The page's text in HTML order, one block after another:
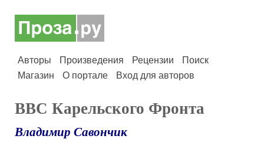
Авторы Произведения Рецензии
Поиск
Магазин
О портале Вход для авторов
ВВС Карельского Фронта
Владимир Савончик